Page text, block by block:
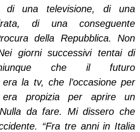
di una televisione, di una
di una conseguente
della Repubblica. Non
giorni successivi tentai di
che il futuro
era la tv, che l’occasione per
era propizia per aprire un
da fare. Mi dissero che
“Fra tre anni in Italia